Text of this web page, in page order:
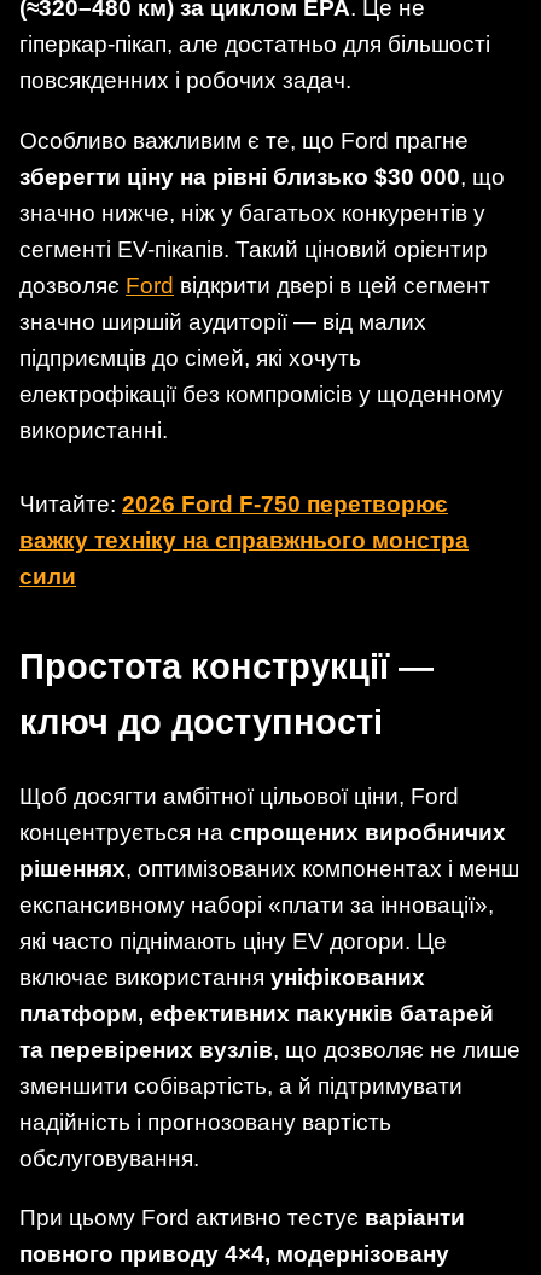
(≈320–480 км) за циклом EPA. Це не
гіперкар-пікап, але достатньо для більшості
повсякденних і робочих задач.
Особливо важливим є те, що Ford прагне
зберегти ціну на рівні близько $30 000, що
значно нижче, ніж у багатьох конкурентів у
сегменті EV-пікапів. Такий ціновий орієнтир
дозволяє Ford відкрити двері в цей сегмент
значно ширшій аудиторії — від малих
підприємців до сімей, які хочуть
електрофікації без компромісів у щоденному
використанні.
Читайте: 2026 Ford F-750 перетворює
важку техніку на справжнього монстра
сили
Простота конструкції —
ключ до доступності
Щоб досягти амбітної цільової ціни, Ford
концентрується на спрощених виробничих
рішеннях, оптимізованих компонентах і менш
експансивному наборі «плати за інновації»,
які часто піднімають ціну EV догори. Це
включає використання уніфікованих
платформ, ефективних пакунків батарей
та перевірених вузлів, що дозволяє не лише
зменшити собівартість, а й підтримувати
надійність і прогнозовану вартість
обслуговування.
При цьому Ford активно тестує варіанти
повного приводу 4×4, модернізовану